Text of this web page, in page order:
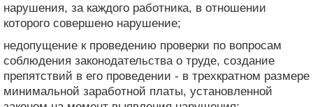
нарушения, за каждого работника, в отношении
которого совершено нарушение;
недопущение к проведению проверки по вопросам
соблюдения законодательства о труде, создание
препятствий в его проведении - в трехкратном размере
минимальной заработной платы, установленной